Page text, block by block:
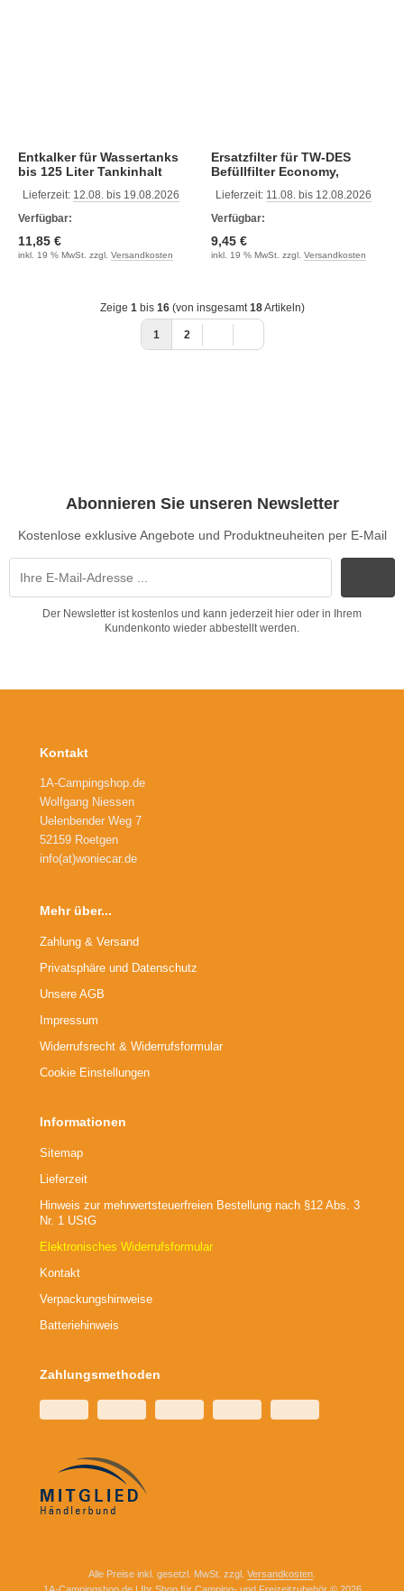
Entkalker für Wassertanks
bis 125 Liter Tankinhalt
Lieferzeit: 12.08. bis 19.08.2026
Verfügbar:
11,85 €
inkl. 19 % MwSt. zzgl. Versandkosten
Ersatzfilter für TW-DES
Befüllfilter Economy,
Lieferzeit: 11.08. bis 12.08.2026
Verfügbar:
9,45 €
inkl. 19 % MwSt. zzgl. Versandkosten
Zeige 1bis 16(von insgesamt18Artikeln)
1 2
Abonnieren Sie unseren Newsletter
Kostenlose exklusive Angebote und Produktneuheiten per E-Mail
Der Newsletter ist kostenlos und kann jederzeit hier oder in Ihrem
Kundenkonto wieder abbestellt werden.
Kontakt
1A-Campingshop.de
Wolfgang Niessen
Uelenbender Weg 7
52159 Roetgen
info(at)woniecar.de
Mehr über...
Zahlung & Versand
Privatsphäre und Datenschutz
Unsere AGB
Impressum
Widerrufsrecht & Widerrufsformular
Cookie Einstellungen
Informationen
Sitemap
Lieferzeit
Hinweis zur mehrwertsteuerfreien Bestellung nach §12 Abs. 3
Nr. 1 UStG
Elektronisches Widerrufsformular
Kontakt
Verpackungshinweise
Batteriehinweis
Zahlungsmethoden
Alle Preise inkl. gesetzl. MwSt. zzgl. Versandkosten